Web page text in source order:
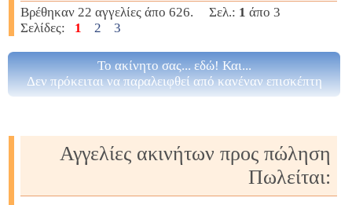
Βρέθηκαν 22 αγγελίες άπο 626. Σελ.: 1 άπο 3
Σελίδες:
1 2 3
Το ακίνητο σας... εδώ! Και...
Δεν πρόκειται να παραλειφθεί από κανέναν επισκέπτη
Αγγελίες ακινήτων προς πώληση
Πωλείται: